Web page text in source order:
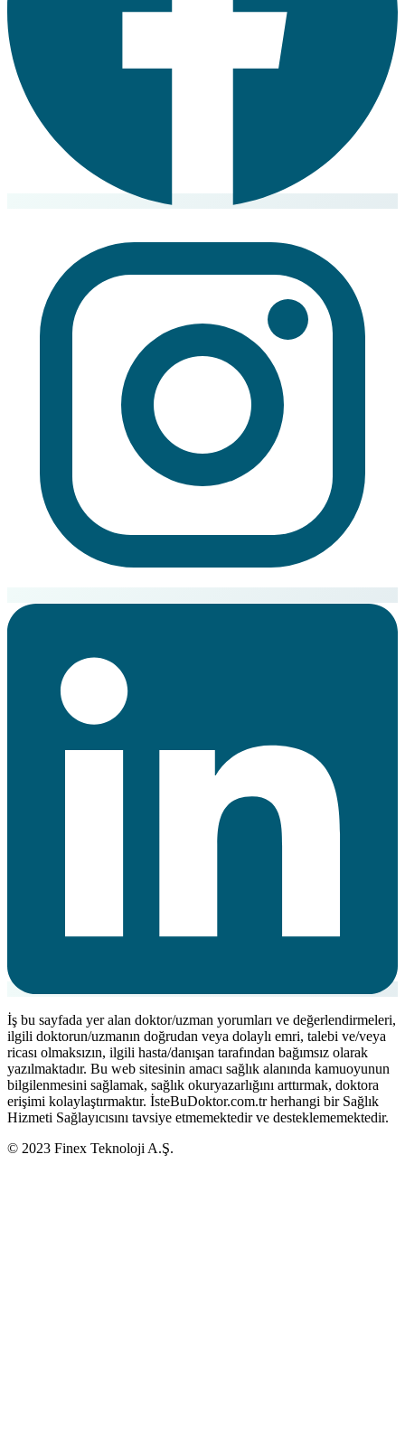
İş bu sayfada yer alan doktor/uzman yorumları ve değerlendirmeleri,
ilgili doktorun/uzmanın doğrudan veya dolaylı emri, talebi ve/veya
ricası olmaksızın, ilgili hasta/danışan tarafından bağımsız olarak
yazılmaktadır. Bu web sitesinin amacı sağlık alanında kamuoyunun
bilgilenmesini sağlamak, sağlık okuryazarlığını arttırmak, doktora
erişimi kolaylaştırmaktır. İsteBuDoktor.com.tr herhangi bir Sağlık
Hizmeti Sağlayıcısını tavsiye etmemektedir ve desteklememektedir.
© 2023 Finex Teknoloji A.Ş.